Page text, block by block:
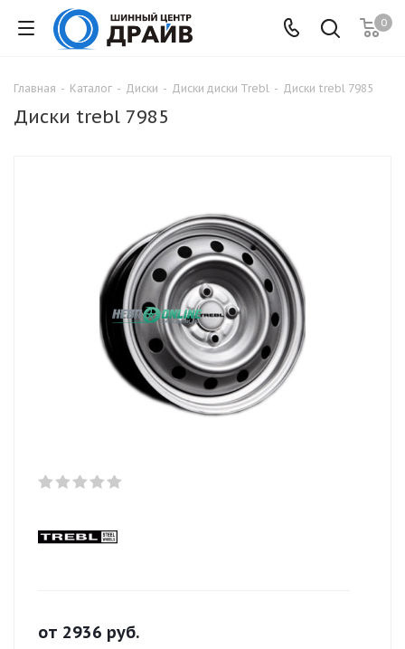
0
Главная - Каталог - Диски - Диски диски Trebl - Диски trebl 7985
Диски trebl 7985
от 2936 руб.